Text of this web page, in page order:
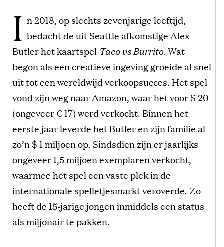
I n 2018, op slechts zevenjarige leeftijd,
bedacht de uit Seattle afkomstige Alex
Butler het kaartspel Taco vs Burrito. Wat
begon als een creatieve ingeving groeide al snel
uit tot een wereldwijd verkoopsucces. Het spel
vond zijn weg naar Amazon, waar het voor $ 20
(ongeveer € 17) werd verkocht. Binnen het
eerste jaar leverde het Butler en zijn familie al
zo’n $ 1 miljoen op. Sindsdien zijn er jaarlijks
ongeveer 1,5 miljoen exemplaren verkocht,
waarmee het spel een vaste plek in de
internationale spelletjesmarkt veroverde. Zo
heeft de 15-jarige jongen inmiddels een status
als miljonair te pakken.